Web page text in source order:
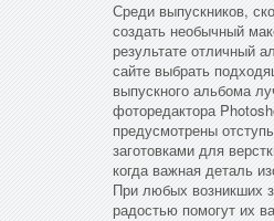
Среди выпускников,
создать необычный
результате отличный
сайте выбрать
выпускного альбома
фоторедактора
предусмотрены
заготовками для
когда важная деталь
При любых возникших
радостью помогут их